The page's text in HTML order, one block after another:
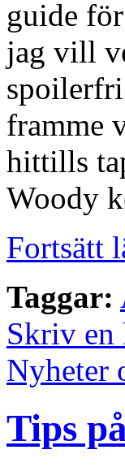
guide
jag vill
framme
hittills
Woody
Fortsätt
Taggar:
Skriv en
Nyheter
Tips